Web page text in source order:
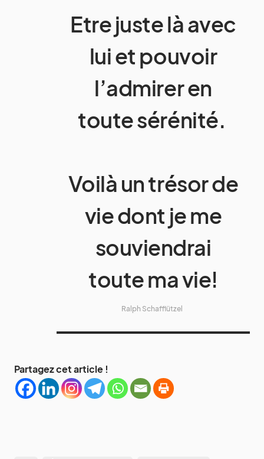
Etre juste là avec
lui et pouvoir
l’admirer en
toute sérénité.
Voilà un trésor de
vie dont je me
souviendrai
toute ma vie!
Ralph Schafflützel
Partagez cet article !